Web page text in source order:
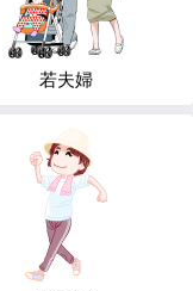
若夫婦